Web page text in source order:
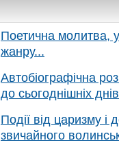
Поетична молитва,
жанру...
Автобіографічна
до сьогоднішніх
Події від царизму і
звичайного